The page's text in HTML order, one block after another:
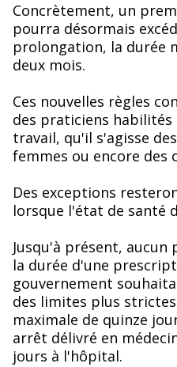
Concrètement, un
pourra désormais
prolongation, la durée
deux mois.
Ces nouvelles règles
des praticiens
travail, qu'il s'agisse
femmes ou encore des
Des exceptions
lorsque l'état de santé
Jusqu'à présent,
la durée d'une
gouvernement
des limites plus
maximale de quinze
arrêt délivré en
jours à l'hôpital.